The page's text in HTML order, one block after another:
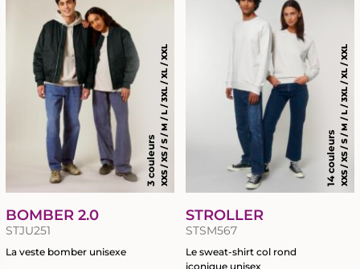
3 couleursXXS / XS / S / M / L / 3XL / XL / XXL
BOMBER 2.0
STJU251
La veste bomber unisexe
14 couleursXXS / XS / S / M / L / 3XL / XL / XXL
STROLLER
STSM567
Le sweat-shirt col rond
iconique unisex